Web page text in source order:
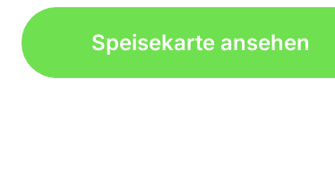
Speisekarte ansehen